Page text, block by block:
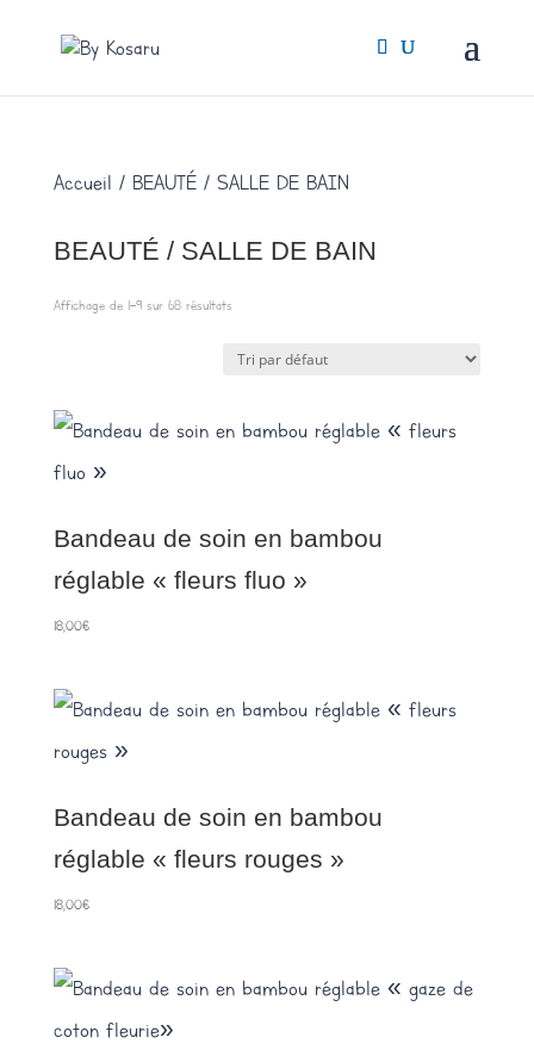
Accueil / BEAUTÉ / SALLE DE BAIN
BEAUTÉ / SALLE DE BAIN
Affichage de 1–9 sur 68 résultats
Bandeau de soin en bambou
réglable « fleurs fluo »
18,00€
Bandeau de soin en bambou
réglable « fleurs rouges »
18,00€